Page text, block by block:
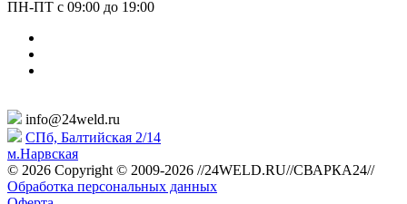
ПН-ПТ с 09:00 до 19:00
info@24weld.ru
СПб, Балтийская 2/14
м.Нарвская
© 2026 Copyright © 2009-2026 //24WELD.RU//СВАРКА24//
Обработка персональных данных